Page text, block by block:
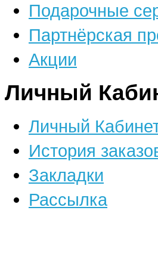
Подарочные
Партнёрская
Акции
Личный
Личный
История
Закладки
Рассылка